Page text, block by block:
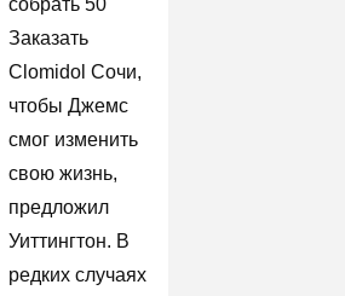
Заказать
Clomidol Сочи,
чтобы Джемс
смог изменить
свою жизнь,
предложил
Уиттингтон. В
редких случаях